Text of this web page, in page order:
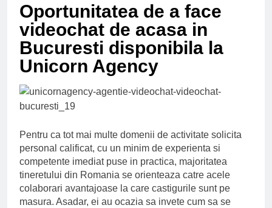
Earthing sau
beneficiile contactului
cu Pamantul
6 Ani Ago
Este posibil sa ne
iertam?
Oportunitatea de a face
videochat de acasa in
Bucuresti disponibila la
Unicorn Agency
Pentru ca tot mai multe domenii de activitate solicita
personal calificat, cu un minim de experienta si
competente imediat puse in practica, majoritatea
tineretului din Romania se orienteaza catre acele
colaborari avantajoase la care castigurile sunt pe
masura. Asadar, ei au ocazia sa invete cum sa se